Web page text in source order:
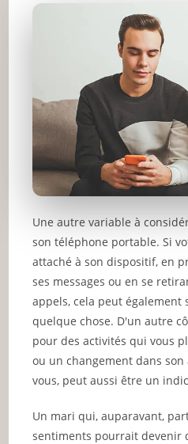
Une autre variable à
son téléphone portable. Si
attaché à son dispositif, en
ses messages ou en se
appels, cela peut également
quelque chose. D'un autre
pour des activités qui vous
ou un changement dans
vous, peut aussi être un
Un mari qui, auparavant,
sentiments pourrait devenir